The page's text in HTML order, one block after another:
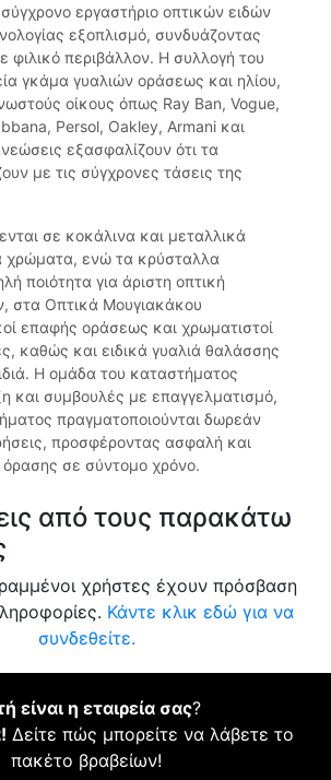
εργαστήριο οπτικών ειδών
εξοπλισμό, συνδυάζοντας
φιλικό περιβάλλον. Η συλλογή του
γκάμα γυαλιών οράσεως και ηλίου,
οίκους όπως Ray Ban, Vogue,
Persol, Oakley, Armani και
εξασφαλίζουν ότι τα
με τις σύγχρονες τάσεις της
σε κοκάλινα και μεταλλικά
χρώματα, ενώ τα κρύσταλλα
ποιότητα για άριστη οπτική
στα Οπτικά Μουγιακάκου
επαφής οράσεως και χρωματιστοί
καθώς και ειδικά γυαλιά θαλάσσης
Η ομάδα του καταστήματος
και συμβουλές με επαγγελματισμό,
πραγματοποιούνται δωρεάν
προσφέροντας ασφαλή και
όρασης σε σύντομο χρόνο.
από τους παρακάτω
χρήστες έχουν πρόσβαση
Κάντε κλικ εδώ για να
συνδεθείτε.
είναι η εταιρεία σας?
Δείτε πώς μπορείτε να λάβετε το
πακέτο βραβείων!